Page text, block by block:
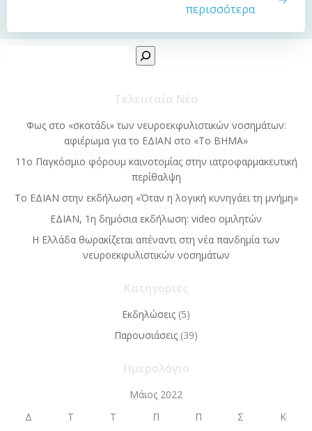
περισσότερα
Τελευταία Νέα
Φως στο «σκοτάδι» των νευροεκφυλιστικών νοσημάτων:
αφιέρωμα για το ΕΔΙΑΝ στο «Το BΗΜΑ»
11ο Παγκόσμιο φόρουμ καινοτομίας στην ιατροφαρμακευτική
περίθαλψη
Το ΕΔΙΑΝ στην εκδήλωση «Όταν η λογική κυνηγάει τη μνήμη»
ΕΔΙΑΝ, 1η δημόσια εκδήλωση: video ομιλητών
Η Ελλάδα θωρακίζεται απέναντι στη νέα πανδημία των
νευροεκφυλιστικών νοσημάτων
Κατηγοριες
Εκδηλώσεις (5)
Παρουσιάσεις (39)
Ημερολόγιο
Μάιος 2022
Δ
Τ Τ Π Π Σ
Κ